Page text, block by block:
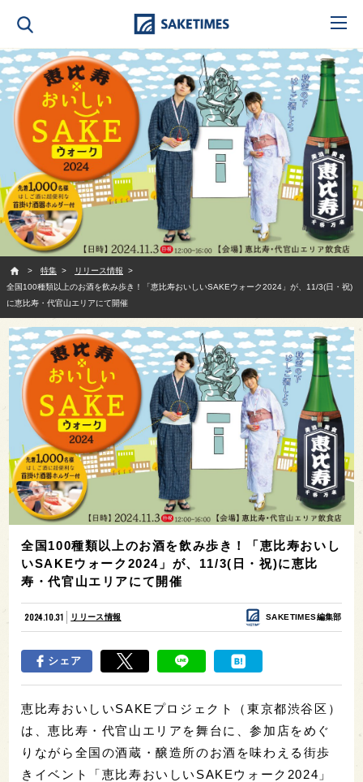
特集
リリース情報
全国100種類以上のお酒を飲み歩き！「恵比寿おいしいSAKEウォーク2024」が、11/3(日・祝)
に恵比寿・代官山エリアにて開催
全国100種類以上のお酒を飲み歩き！「恵比寿おいし
いSAKEウォーク2024」が、11/3(日・祝)に恵比
寿・代官山エリアにて開催
2024.10.31 リリース情報 SAKETIMES編集部
シェア
恵比寿おいしいSAKEプロジェクト（東京都渋谷区）
は、恵比寿・代官山エリアを舞台に、参加店をめぐ
りながら全国の酒蔵・醸造所のお酒を味わえる街歩
きイベント「恵比寿おいしいSAKEウォーク2024」